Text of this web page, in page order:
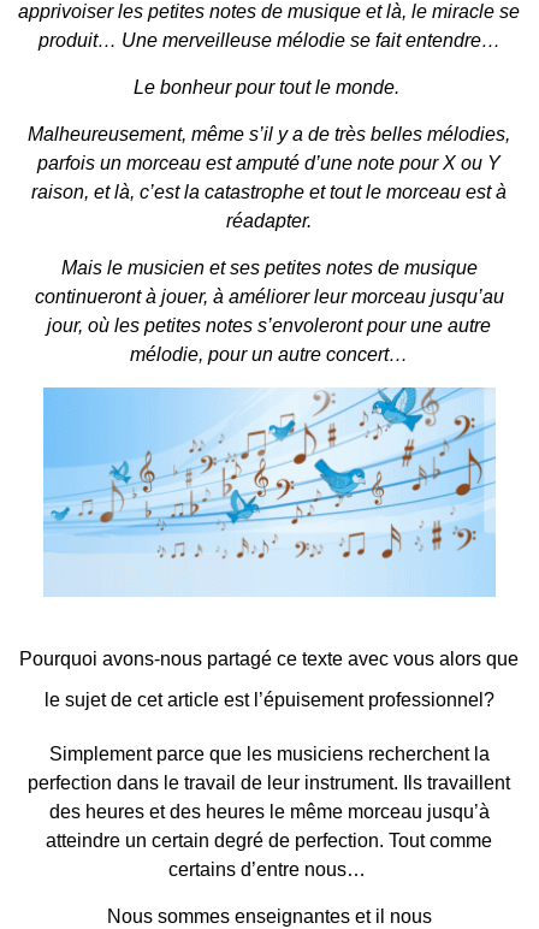
apprivoiser les petites notes de musique et là, le miracle se
produit… Une merveilleuse mélodie se fait entendre…
Le bonheur pour tout le monde.
Malheureusement, même s’il y a de très belles mélodies,
parfois un morceau est amputé d’une note pour X ou Y
raison, et là, c’est la catastrophe et tout le morceau est à
réadapter.
Mais le musicien et ses petites notes de musique
continueront à jouer, à améliorer leur morceau jusqu’au
jour, où les petites notes s’envoleront pour une autre
mélodie, pour un autre concert…
Pourquoi avons-nous partagé ce texte avec vous alors que
le sujet de cet article est l’épuisement professionnel?
Simplement parce que les musiciens recherchent la
perfection dans le travail de leur instrument. Ils travaillent
des heures et des heures le même morceau jusqu’à
atteindre un certain degré de perfection. Tout comme
certains d’entre nous…
Nous sommes enseignantes et il nous